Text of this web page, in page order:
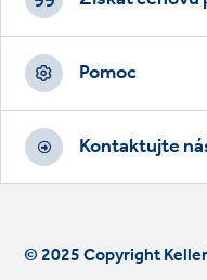
Pomoc
Kontaktujte
© 2025 Copyright